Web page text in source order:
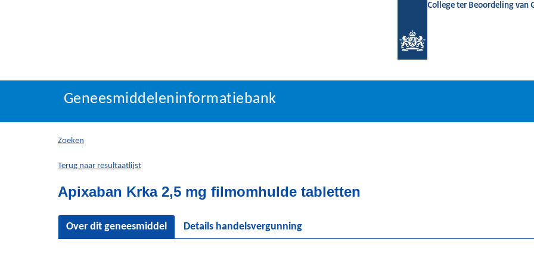
College ter Beoordeling van
Geneesmiddeleninformatiebank
U
hier:
Geneesmiddeleninformatiebank
Zoeken
Terug naar resultaatlijst
Apixaban Krka 2,5 mg filmomhulde tabletten
Over dit geneesmiddel Details handelsvergunning